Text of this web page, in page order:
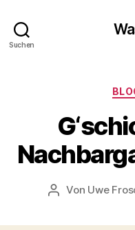
Suchen
Beitragsautor
Von Uwe